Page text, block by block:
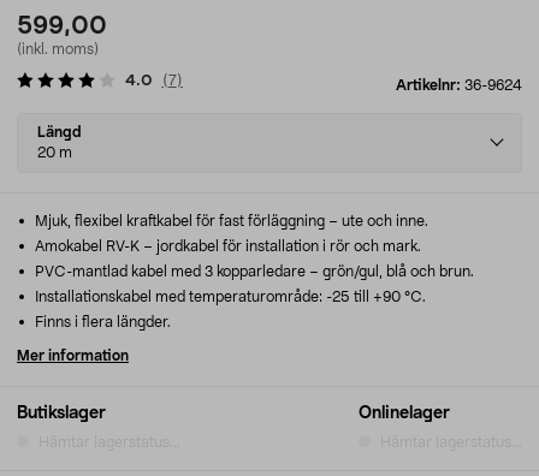
599,00
(inkl. moms)
Artikelnr: 36-9624
4.0 (7)
Select
variant
Längd
20 m
Butikslager Onlinelager
Mjuk, flexibel kraftkabel för fast förläggning – ute och inne.
Amokabel RV-K – jordkabel för installation i rör och mark.
PVC-mantlad kabel med 3 kopparledare – grön/gul, blå och brun.
Installationskabel med temperaturområde: -25 till +90 °C.
Finns i flera längder.
Mer information